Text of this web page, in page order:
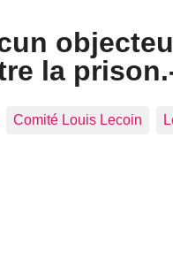
la
Comité Louis Lecoin